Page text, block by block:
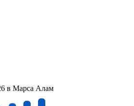
в Марса Алам